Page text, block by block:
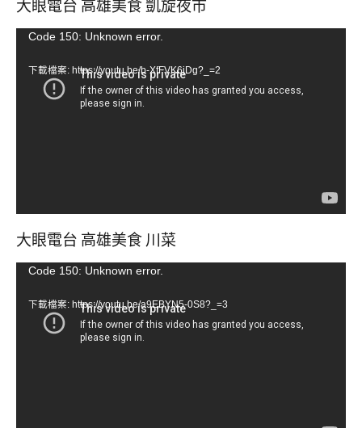
視Code 150: Unknown error.
下載檔案: https://youtu.be/b-XfFVK6jDg?_=2
大眼電台 高雄美食 川菜
視Code 150: Unknown error.
下載檔案: https://youtu.be/a9EBYN5-0S8?_=3